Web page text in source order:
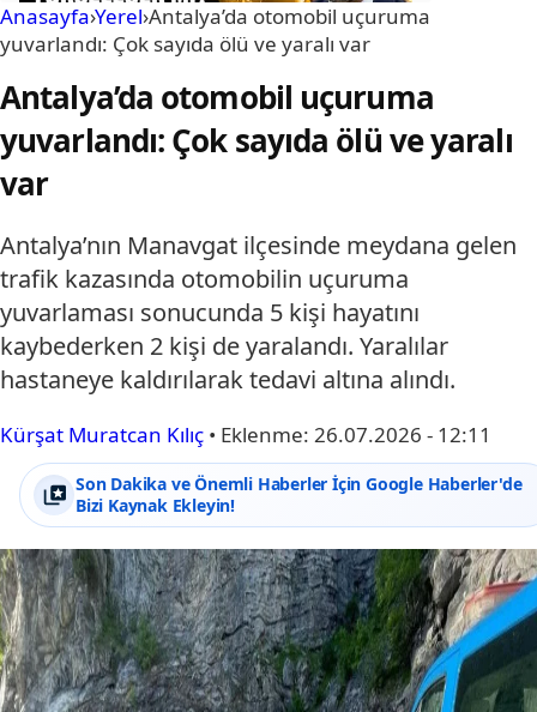
Anasayfa›Yerel›Antalya’da otomobil uçuruma
yuvarlandı: Çok sayıda ölü ve yaralı var
Antalya’da otomobil uçuruma
yuvarlandı: Çok sayıda ölü ve yaralı
var
Antalya’nın Manavgat ilçesinde meydana gelen
trafik kazasında otomobilin uçuruma
yuvarlaması sonucunda 5 kişi hayatını
kaybederken 2 kişi de yaralandı. Yaralılar
hastaneye kaldırılarak tedavi altına alındı.
Kürşat Muratcan Kılıç • Eklenme: 26.07.2026 - 12:11
Son Dakika ve Önemli Haberler İçin Google Haberler'de
Bizi Kaynak Ekleyin!